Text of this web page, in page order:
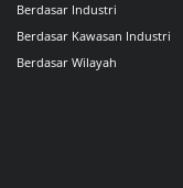
Berdasar Industri
Berdasar Kawasan Industri
Berdasar Wilayah